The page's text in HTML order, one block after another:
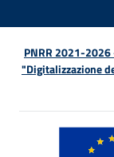
PNRR 2021-
"Digitalizzazione